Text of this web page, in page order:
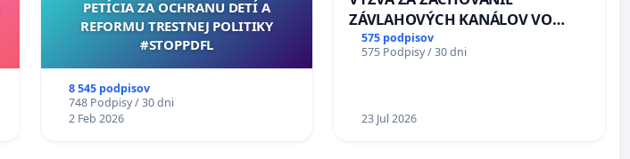
PETÍCIA ZA OCHRANU DETÍ A
REFORMU TRESTNEJ POLITIKY
#STOPPDFL
8 545 podpisov
748 Podpisy / 30 dni
2 Feb 2026
ZÁVLAHOVÝCH KANÁLOV VO
VÝLUČNOM VLASTNÍCTVE A POD
KONTROLOU SLOVENSKEJ
a odvodňovacích kanálov na
575 podpisov
575 Podpisy / 30 dni
23 Jul 2026